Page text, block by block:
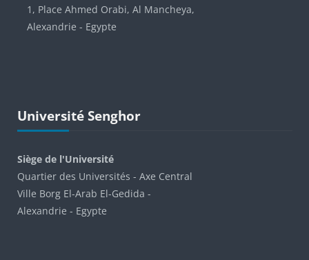
1, Place Ahmed Orabi, Al Mancheya,
Alexandrie - Egypte
Université Senghor
Siège de l'Université
Quartier des Universités - Axe Central
Ville Borg El-Arab El-Gedida -
Alexandrie - Egypte